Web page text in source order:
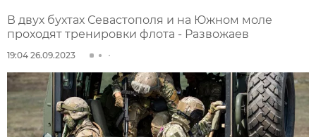
В двух бухтах Севастополя и на Южном моле
проходят тренировки флота - Развожаев
19:04 26.09.2023